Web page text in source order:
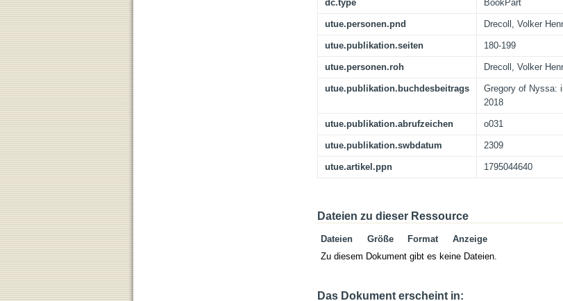
dc.type BookPart
utue.personen.pnd Drecoll, Volker
utue.publikation.seiten 180-199
utue.personen.roh Drecoll, Volker
utue.publikation.buchdesbeitrags
Gregory of Nyssa:
2018
utue.publikation.abrufzeichen o031
utue.publikation.swbdatum 2309
utue.artikel.ppn 1795044640
Dateien zu dieser Ressource
Dateien Größe Format
Anzeige
Zu diesem Dokument gibt es keine Dateien.
Das Dokument erscheint in: